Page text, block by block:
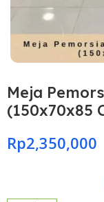
Meja
(150x70x85
Rp2,350,000